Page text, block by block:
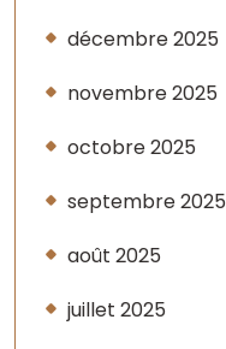
décembre 2025
novembre 2025
octobre 2025
septembre 2025
août 2025
juillet 2025